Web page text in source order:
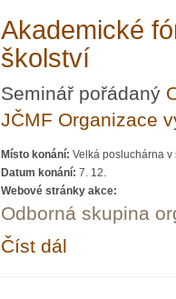
Akademické
školství
Seminář pořádaný
JČMF Organizace
Místo konání: Velká posluchárna v
Datum konání: 7. 12.
Webové stránky akce:
Odborná skupina
Číst dál